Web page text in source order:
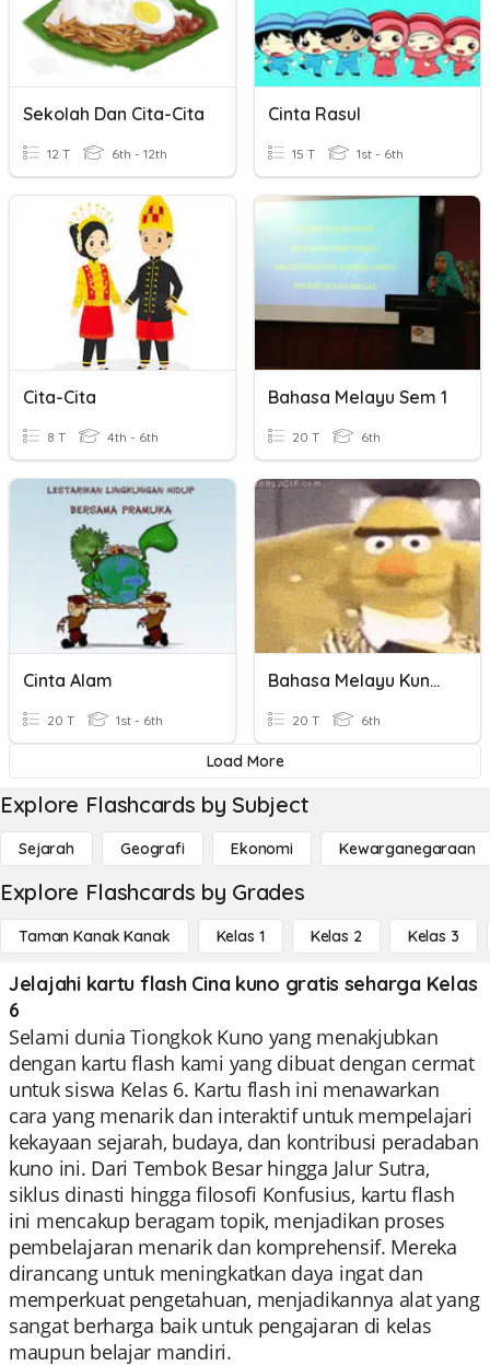
Sekolah Dan Cita-Cita
12 T 6th - 12th
Cinta Rasul
15 T 1st - 6th
Cita-Cita
8 T 4th - 6th
Bahasa Melayu Sem 1
20 T 6th
Cinta Alam
20 T 1st - 6th
Bahasa Melayu Kuno Dan Klasik
20 T 6th
Load More
Explore Flashcards by Subject
Sejarah Geografi Ekonomi Kewarganegaraan
Explore Flashcards by Grades
Taman Kanak Kanak Kelas 1 Kelas 2 Kelas 3
Jelajahi kartu flash Cina kuno gratis seharga Kelas
6
Selami dunia Tiongkok Kuno yang menakjubkan
dengan kartu flash kami yang dibuat dengan cermat
untuk siswa Kelas 6. Kartu flash ini menawarkan
cara yang menarik dan interaktif untuk mempelajari
kekayaan sejarah, budaya, dan kontribusi peradaban
kuno ini. Dari Tembok Besar hingga Jalur Sutra,
siklus dinasti hingga filosofi Konfusius, kartu flash
ini mencakup beragam topik, menjadikan proses
pembelajaran menarik dan komprehensif. Mereka
dirancang untuk meningkatkan daya ingat dan
memperkuat pengetahuan, menjadikannya alat yang
sangat berharga baik untuk pengajaran di kelas
maupun belajar mandiri.